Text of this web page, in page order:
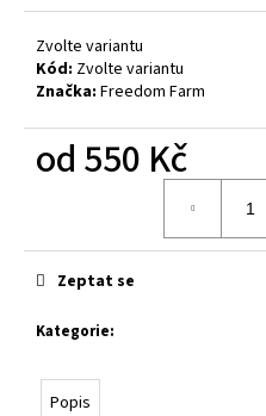
Zvolte variantu
Kód: Zvolte variantu
Značka: Freedom Farm
od550 Kč
Kategorie:
Zeptat se
Popis